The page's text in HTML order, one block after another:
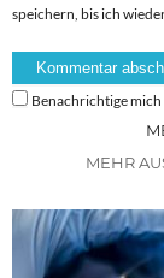
speichern, bis ich
Benachrichtige
MEHR